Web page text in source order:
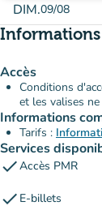
DIM.09/08
Accès
Conditions
et les valises
Informations
Tarifs :
Services
checkAccès PMR
check E-billets